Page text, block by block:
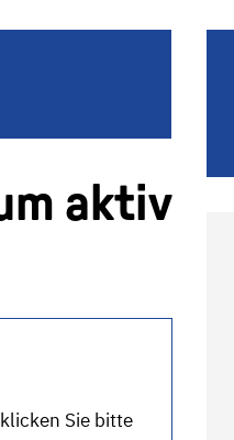
aktiv
Sie bitte